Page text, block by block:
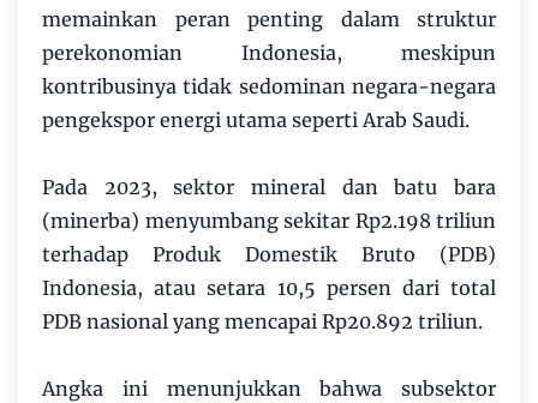
memainkan peran penting dalam struktur
perekonomian Indonesia, meskipun
kontribusinya tidak sedominan negara-negara
pengekspor energi utama seperti Arab Saudi.
Pada 2023, sektor mineral dan batu bara
(minerba) menyumbang sekitar Rp2.198 triliun
terhadap Produk Domestik Bruto (PDB)
Indonesia, atau setara 10,5 persen dari total
PDB nasional yang mencapai Rp20.892 triliun.
Angka ini menunjukkan bahwa subsektor